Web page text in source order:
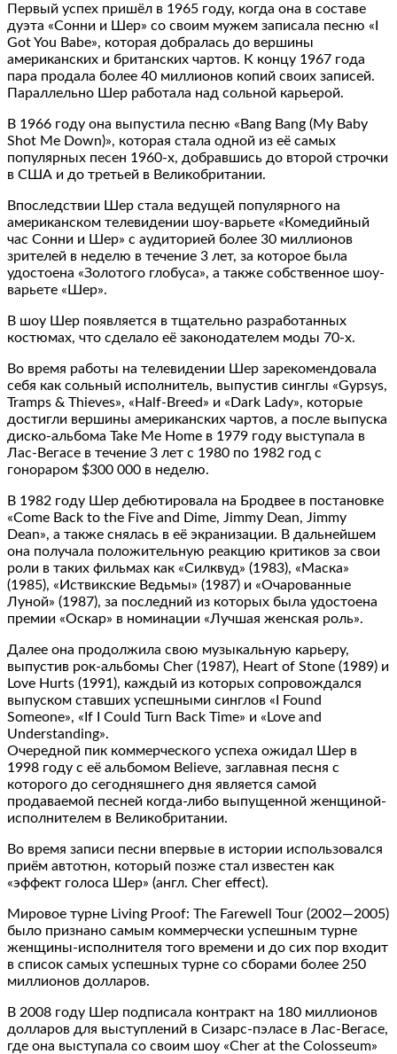
Первый успех пришёл в 1965 году, когда она в составе
дуэта «Сонни и Шер» со своим мужем записала песню «I
Got You Babe», которая добралась до вершины
американских и британских чартов. К концу 1967 года
пара продала более 40 миллионов копий своих записей.
Параллельно Шер работала над сольной карьерой.
В 1966 году она выпустила песню «Bang Bang (My Baby
Shot Me Down)», которая стала одной из её самых
популярных песен 1960-х, добравшись до второй строчки
в США и до третьей в Великобритании.
Впоследствии Шер стала ведущей популярного на
американском телевидении шоу-варьете «Комедийный
час Сонни и Шер» с аудиторией более 30 миллионов
зрителей в неделю в течение 3 лет, за которое была
удостоена «Золотого глобуса», а также собственное шоу-
варьете «Шер».
В шоу Шер появляется в тщательно разработанных
костюмах, что сделало её законодателем моды 70-х.
Во время работы на телевидении Шер зарекомендовала
себя как сольный исполнитель, выпустив синглы «Gypsys,
Tramps & Thieves», «Half-Breed» и «Dark Lady», которые
достигли вершины американских чартов, а после выпуска
диско-альбома Take Me Home в 1979 году выступала в
Лас-Вегасе в течение 3 лет с 1980 по 1982 год с
гонораром $300 000 в неделю.
В 1982 году Шер дебютировала на Бродвее в постановке
«Come Back to the Five and Dime, Jimmy Dean, Jimmy
Dean», а также снялась в её экранизации. В дальнейшем
она получала положительную реакцию критиков за свои
роли в таких фильмах как «Силквуд» (1983), «Маска»
(1985), «Иствикские Ведьмы» (1987) и «Очарованные
Луной» (1987), за последний из которых была удостоена
премии «Оскар» в номинации «Лучшая женская роль».
Далее она продолжила свою музыкальную карьеру,
выпустив рок-альбомы Cher (1987), Heart of Stone (1989) и
Love Hurts (1991), каждый из которых сопровождался
выпуском ставших успешными синглов «I Found
Someone», «If I Could Turn Back Time» и «Love and
Understanding».
Очередной пик коммерческого успеха ожидал Шер в
1998 году с её альбомом Believe, заглавная песня с
которого до сегодняшнего дня является самой
продаваемой песней когда-либо выпущенной женщиной-
исполнителем в Великобритании.
Во время записи песни впервые в истории использовался
приём автотюн, который позже стал известен как
«эффект голоса Шер» (англ. Cher effect).
Мировое турне Living Proof: The Farewell Tour (2002—2005)
было признано самым коммерчески успешным турне
женщины-исполнителя того времени и до сих пор входит
в список самых успешных турне со сборами более 250
миллионов долларов.
В 2008 году Шер подписала контракт на 180 миллионов
долларов для выступлений в Сизарс-пэласе в Лас-Вегасе,
где она выступала со своим шоу «Cher at the Colosseum»